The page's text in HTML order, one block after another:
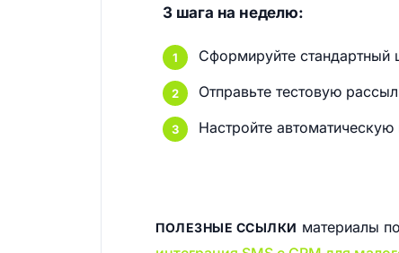
3 шага на неделю:
Сформируйте
Отправьте тестовую
Настройте
ПОЛЕЗНЫЕ ССЫЛКИ материалы